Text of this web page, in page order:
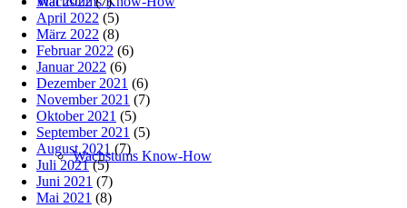
Wachstums Know-How
April 2022 (5)
März 2022 (8)
Februar 2022 (6)
Januar 2022 (6)
Dezember 2021 (6)
November 2021 (7)
Oktober 2021 (5)
September 2021 (5)
August 2021 (7)
Juli 2021(5)
Juni 2021 (7)
Mai 2021 (8)